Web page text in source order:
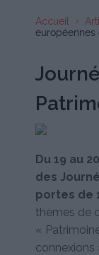
Accueil
européennes
Du 19 au
des
portes de
thèmes de
«
connexions